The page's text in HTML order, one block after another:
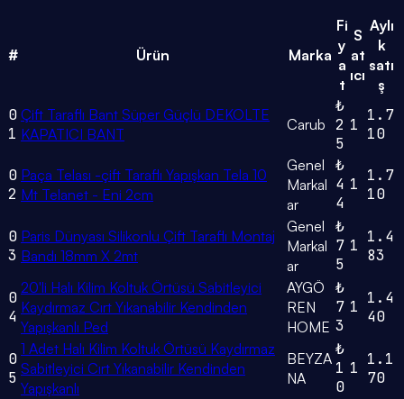
# Ürün Marka
Fi
y
a
t
S
at
ıcı
Aylı
k
satı
ş
0
1
Çift Taraflı Bant Süper Güçlü DEKOLTE
KAPATICI BANT
Carub
₺
2
5
1
1.7
10
0
2
Paça Telası -çift Taraflı Yapışkan Tela 10
Mt Telanet - Eni 2cm
Genel
Markal
ar
₺
4
4
1 1.7
10
0
3
Paris Dünyası Silikonlu Çift Taraflı Montaj
Bandı 18mm X 2mt
Genel
Markal
ar
₺
7
5
1 1.4
83
0
4
20'li Halı Kilim Koltuk Örtüsü Sabitleyici
Kaydırmaz Cırt Yıkanabilir Kendinden
Yapışkanlı Ped
AYGÖ
REN
HOME
₺
7
3
1 1.4
40
0
5
1 Adet Halı Kilim Koltuk Örtüsü Kaydırmaz
Sabitleyici Cırt Yıkanabilir Kendinden
Yapışkanlı
BEYZA
NA
₺
1
0
1 1.1
70